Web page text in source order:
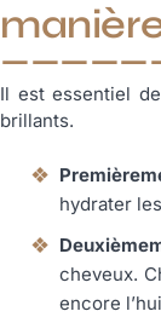
Il est essentiel
brillants.
hydrater
cheveux.
encore